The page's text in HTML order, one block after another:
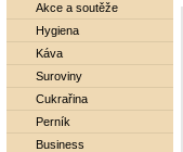
Akce a soutěže
Hygiena
Káva
Suroviny
Cukrařina
Perník
Business